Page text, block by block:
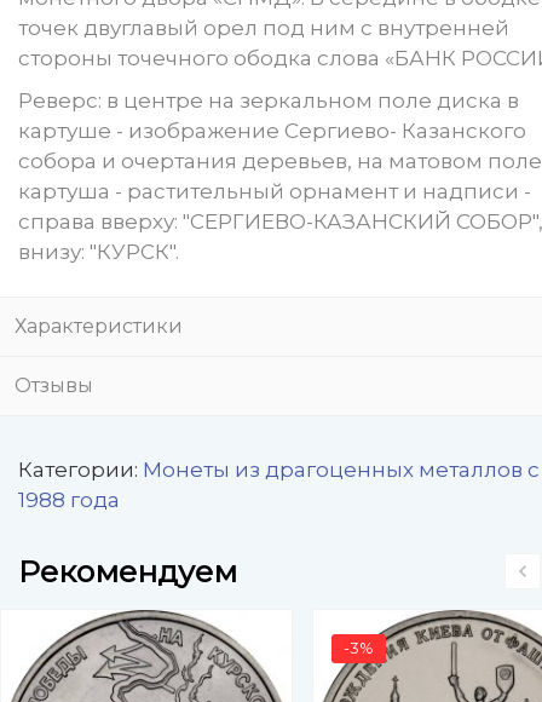
точек двуглавый орел под ним с внутренней
стороны точечного ободка слова «БАНК
Реверс: в центре на зеркальном поле диска в
картуше - изображение Сергиево- Казанского
собора и очертания деревьев, на матовом поле
картуша - растительный орнамент и надписи -
справа вверху: "СЕРГИЕВО-КАЗАНСКИЙ СОБОР",
внизу: "КУРСК".
Характеристики
Отзывы
Категории: Монеты из драгоценных металлов с
1988 года
Рекомендуем
-3%